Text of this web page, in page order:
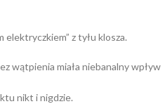
elektryczkiem” z tyłu klosza.
wątpienia miała niebanalny wpływ
nikt i nigdzie.